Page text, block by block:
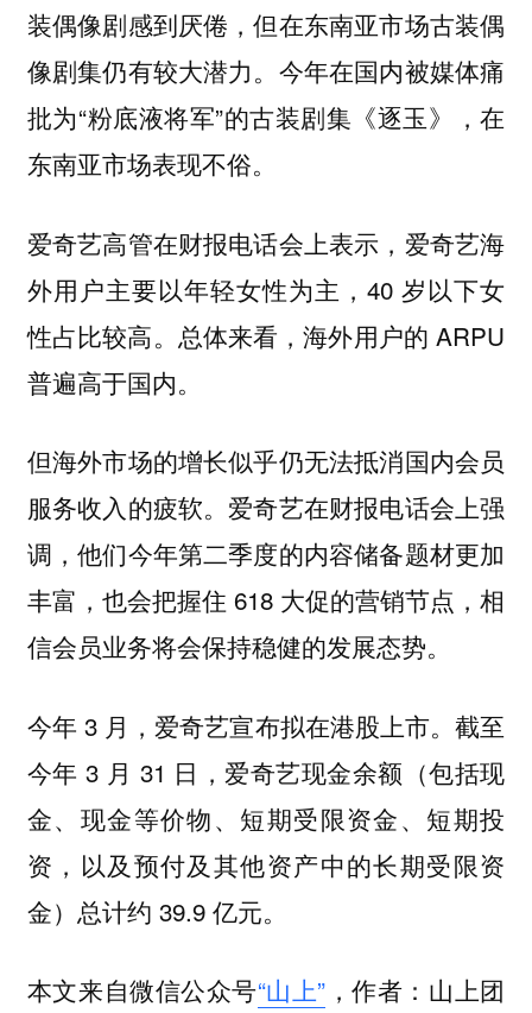
装偶像剧感到厌倦，但在东南亚市场古装偶
像剧集仍有较大潜力。今年在国内被媒体痛
批为“粉底液将军”的古装剧集《逐玉》，在
东南亚市场表现不俗。
爱奇艺高管在财报电话会上表示，爱奇艺海
外用户主要以年轻女性为主，40 岁以下女
性占比较高。总体来看，海外用户的 ARPU
普遍高于国内。
但海外市场的增长似乎仍无法抵消国内会员
服务收入的疲软。爱奇艺在财报电话会上强
调，他们今年第二季度的内容储备题材更加
丰富，也会把握住 618 大促的营销节点，相
信会员业务将会保持稳健的发展态势。
今年 3 月，爱奇艺宣布拟在港股上市。截至
今年 3 月 31 日，爱奇艺现金余额（包括现
金、现金等价物、短期受限资金、短期投
资，以及预付及其他资产中的长期受限资
金）总计约 39.9 亿元。
本文来自微信公众号“山上” ，作者：山上团